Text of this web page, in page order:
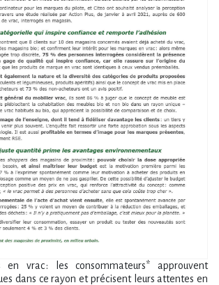
en vrac : les consommateurs* approuvent
dans ce rayon et précisent leurs attentes en